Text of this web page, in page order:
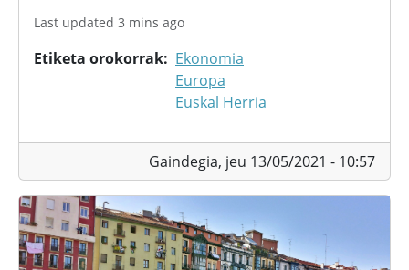
Last updated 3 mins ago
Etiketa orokorrak
Ekonomia
Europa
Euskal Herria
Gaindegia, jeu 13/05/2021 - 10:57